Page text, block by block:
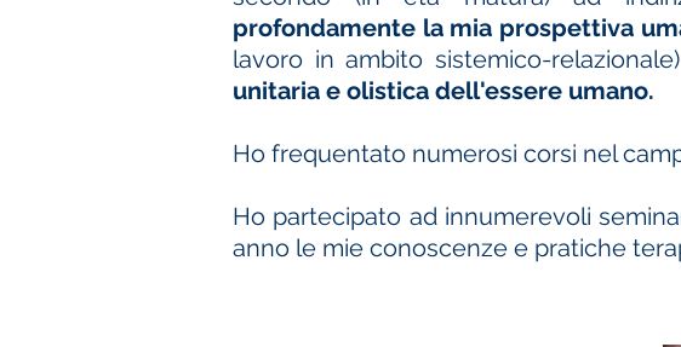
profondamente la mia prospettiva
lavoro in ambito sistemico-
unitaria e olistica dell'essere umano.
Ho frequentato numerosi corsi nel
Ho partecipato ad innumerevoli
anno le mie conoscenze e pratiche